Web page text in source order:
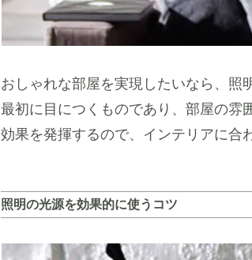
おしゃれな部屋を実現したいなら、照
最初に目につくものであり、部屋の雰
効果を発揮するので、インテリアに合
照明の光源を効果的に使うコツ